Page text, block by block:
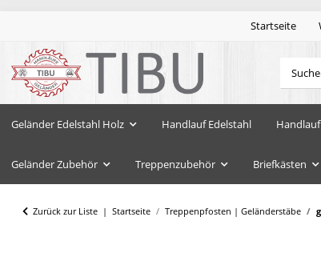
Startseite
Geländer Edelstahl Holz Handlauf Edelstahl
Geländer Zubehör Treppenzubehör Briefkästen
Zurück zur Liste Startseite Treppenpfosten | Geländerstäbe